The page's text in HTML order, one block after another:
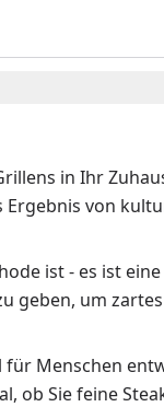
in Ihr
von
ist - es ist
geben, um
Menschen
ob Sie feine